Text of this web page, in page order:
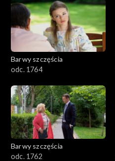
Barwy szczęścia
odc. 1764
Barwy szczęścia
odc. 1762